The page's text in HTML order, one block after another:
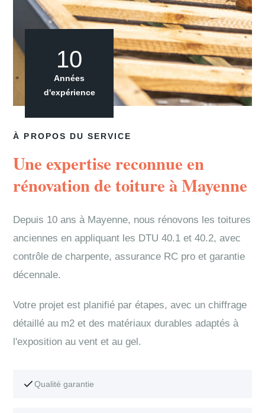
À PROPOS DU SERVICE
Une expertise reconnue en
rénovation de toiture à Mayenne
Depuis 10 ans à Mayenne, nous rénovons les toitures
anciennes en appliquant les DTU 40.1 et 40.2, avec
contrôle de charpente, assurance RC pro et garantie
décennale.
Votre projet est planifié par étapes, avec un chiffrage
détaillé au m2 et des matériaux durables adaptés à
l'exposition au vent et au gel.
Qualité garantie
10
Années
d'expérience